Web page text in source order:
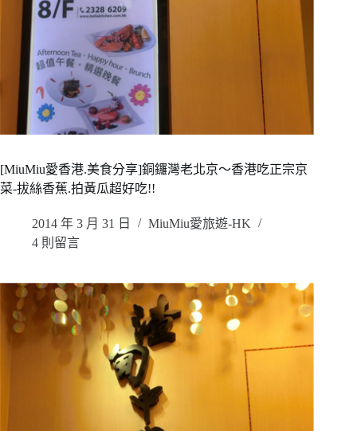
[MiuMiu愛香港.美食分享]銅鑼灣老北京～香港吃正宗京
菜-拔絲香蕉.拍黃瓜超好吃!!
2014 年 3 月 31 日
MiuMiu愛旅遊-HK
4 則留言